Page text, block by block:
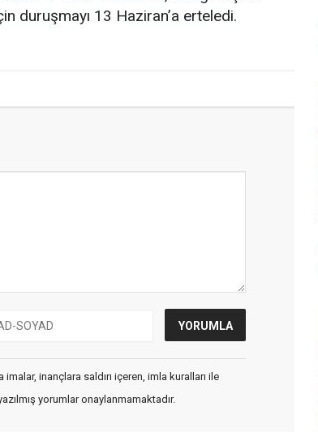
duruşmayı 13 Haziran’a erteledi.
inançlara saldırı içeren, imla kuralları ile
yorumlar onaylanmamaktadır.